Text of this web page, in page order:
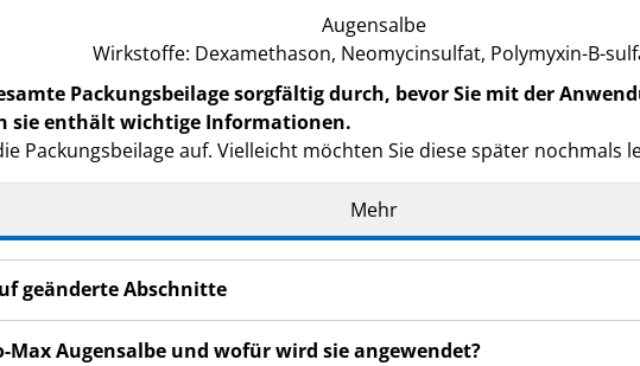
Augensalbe
Wirkstoffe: Dexamethason, Neomycinsulfat, Polymyxin-B-
Packungsbeilage sorgfältig durch, bevor Sie mit der
sie enthält wichtige Informationen.
Packungsbeilage auf. Vielleicht möchten Sie diese später nochmals
Fragen haben, wenden Sie sich an Ihren Arzt oder Apotheker.
wurde Ihnen persönlich verschrieben. Geben Sie es nicht an
schaden, auch wenn diese dieselben Symptome haben wie Sie.
bemerken, wenden Sie sich an Ihren Arzt oder
die nicht in dieser Packungsbeilage angegeben sind. Siehe
Mehr
geänderte Abschnitte
Max Augensalbe und wofür wird sie angewendet?